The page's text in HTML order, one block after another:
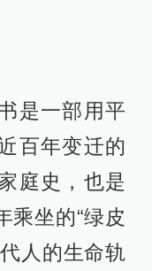
是一部用平
百年变迁的
庭史，也是
乘坐的“绿皮
人的生命轨